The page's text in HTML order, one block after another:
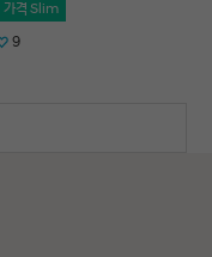
가격 Slim
9